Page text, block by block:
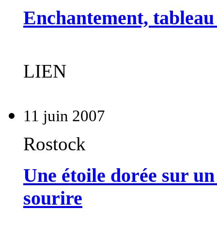
Enchantement,
LIEN
11 juin 2007
Rostock
Une étoile dorée sur
sourire